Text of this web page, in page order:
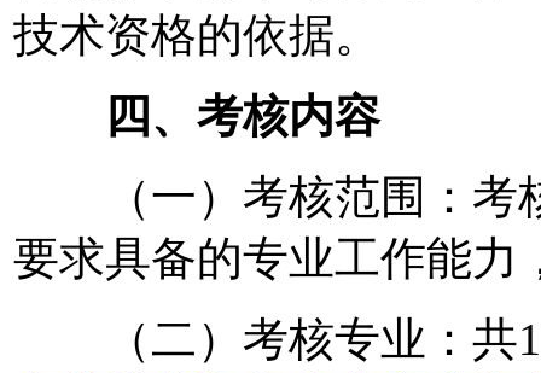
技术资格的依据。
四、考核内容
（一）考核范围：考
要求具备的专业工作能力
（二）考核专业：共